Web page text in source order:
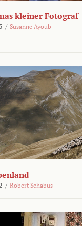
kleiner Fotograf
/ Susanne Ayoub
/ Robert Schabus